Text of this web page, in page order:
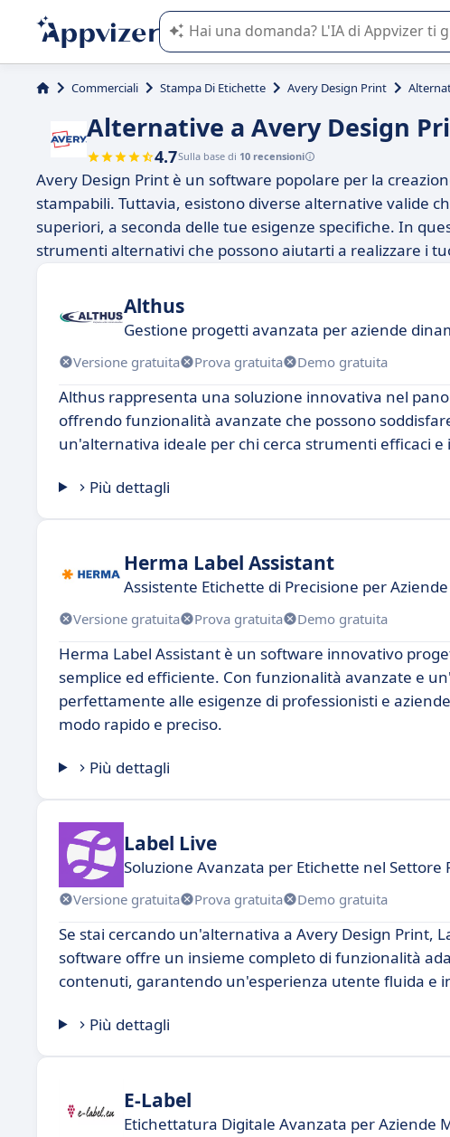
L'IA di Appvizer vi guida nell'utilizzo o nella
Commerciali Stampa Di Etichette Avery Design Print
Alternative a Avery Design
4.7Sulla base di 10 recensioni
Avery Design Print è un software popolare per la
stampabili. Tuttavia, esistono diverse alternative valide
superiori, a seconda delle tue esigenze specifiche. In
strumenti alternativi che possono aiutarti a realizzare i
Althus
Gestione progetti avanzata per aziende
Versione gratuita Prova gratuita Demo gratuita
Althus rappresenta una soluzione innovativa nel
offrendo funzionalità avanzate che possono
un'alternativa ideale per chi cerca strumenti efficaci
Più dettagli
Herma Label Assistant
Assistente Etichette di Precisione per Aziende
Versione gratuita Prova gratuita Demo gratuita
Herma Label Assistant è un software innovativo
semplice ed efficiente. Con funzionalità avanzate e
perfettamente alle esigenze di professionisti e
modo rapido e preciso.
Più dettagli
Label Live
Soluzione Avanzata per Etichette nel Settore
Versione gratuita Prova gratuita Demo gratuita
Se stai cercando un'alternativa a Avery Design Print,
software offre un insieme completo di funzionalità
contenuti, garantendo un'esperienza utente fluida e
Più dettagli
E-Label
Etichettatura Digitale Avanzata per Aziende